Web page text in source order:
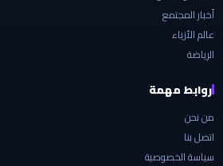
أخبار المجتمع
عالم الأزياء
الرياضة
روابط مهمة
من نحن
اتصل بنا
سياسة الخصوصية